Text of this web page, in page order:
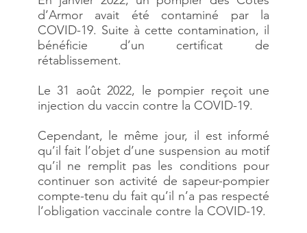
d’Armor avait été contaminé par la
COVID-19. Suite à cette contamination, il
bénéficie d’un certificat de
rétablissement.
Le 31 août 2022, le pompier reçoit une
injection du vaccin contre la COVID-19.
Cependant, le même jour, il est informé
qu’il fait l’objet d’une suspension au motif
qu’il ne remplit pas les conditions pour
continuer son activité de sapeur-pompier
compte-tenu du fait qu’il n’a pas respecté
l’obligation vaccinale contre la COVID-19.